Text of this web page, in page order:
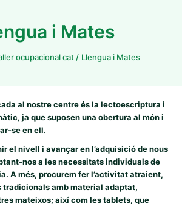
i Mates
ocupacional cat Llengua i Mates
al nostre centre és la lectoescriptura i
ja que suposen una obertura al món i
se en ell.
el nivell i avançar en l’adquisició de nous
nos a les necessitats individuals de
A més, procurem fer l’activitat atraient,
amb material adaptat,
mateixos; així com les tablets, que